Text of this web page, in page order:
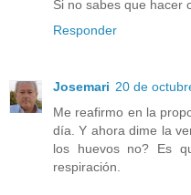
Si no sabes que hacer
Responder
Josemari 20 de
Me reafirmo en la
día. Y ahora dime la
los huevos no? Es
respiración.